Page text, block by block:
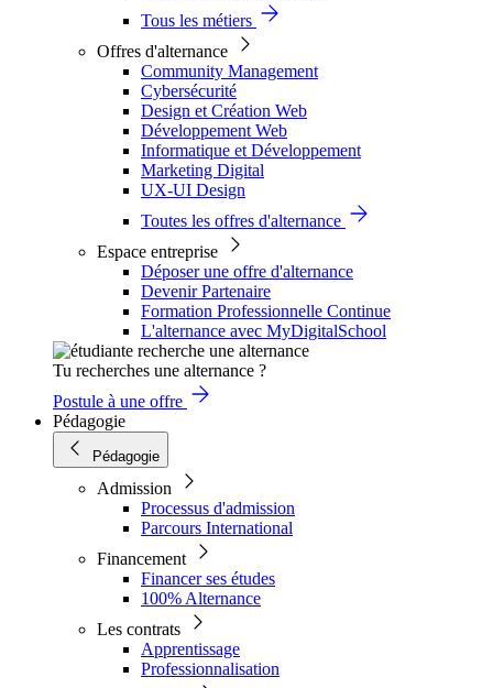
Tous les métiers
Offres d'alternance
Community Management
Cybersécurité
Design et Création Web
Développement Web
Informatique et Développement
Marketing Digital
UX-UI Design
Toutes les offres d'alternance
Espace entreprise
Déposer une offre d'alternance
Devenir Partenaire
Formation Professionnelle Continue
L'alternance avec MyDigitalSchool
Tu recherches une alternance ?
Postule à une offre
Pédagogie
Pédagogie
Admission
Processus d'admission
Parcours International
Financement
Financer ses études
100% Alternance
Les contrats
Apprentissage
Professionnalisation